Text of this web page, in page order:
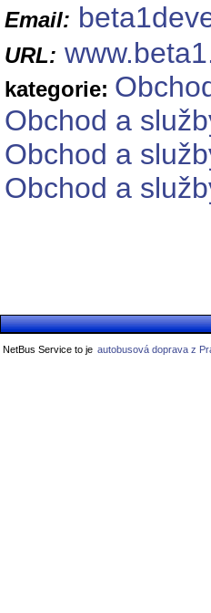
Email:
URL:
kategorie:
Obchod a
Obchod a
Obchod a
NetBus Service to je autobusová doprava z